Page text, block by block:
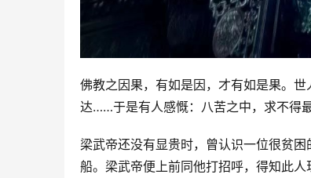
佛教之因果，有如是因，才有如是果。
达……于是有人感慨：八苦之中，求不得
梁武帝还没有显贵时，曾认识一位很贫
船。梁武帝便上前同他打招呼，得知此